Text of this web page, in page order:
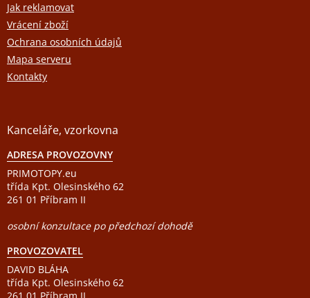
Jak reklamovat
Vrácení zboží
Ochrana osobních údajů
Mapa serveru
Kontakty
Kanceláře, vzorkovna
ADRESA PROVOZOVNY
PRIMOTOPY.eu
třída Kpt. Olesinského 62
261 01 Příbram II
osobní konzultace po předchozí dohodě
PROVOZOVATEL
DAVID BLÁHA
třída Kpt. Olesinského 62